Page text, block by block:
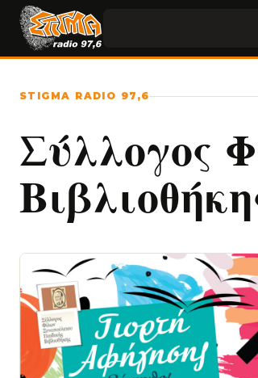
STIGMA RADIO 97,6
Σύλλογος